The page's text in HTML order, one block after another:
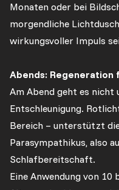
Monaten oder bei
morgendliche
wirkungsvoller Impuls
Abends:
Am Abend geht es nicht
Entschleunigung.
Bereich – unterstützt
Parasympathikus, also
Schlafbereitschaft.
Eine Anwendung von 10